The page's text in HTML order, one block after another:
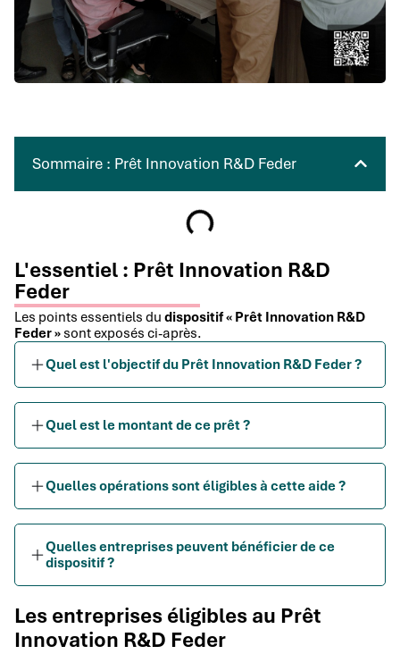
Sommaire : Prêt Innovation R&D Feder
L'essentiel : Prêt Innovation R&D
Feder
Les points essentiels du dispositif « Prêt Innovation R&D
Feder » sont exposés ci-après.
Quel est l'objectif du Prêt Innovation R&D Feder ?
Quel est le montant de ce prêt ?
Quelles opérations sont éligibles à cette aide ?
Quelles entreprises peuvent bénéficier de ce
dispositif ?
Les entreprises éligibles au Prêt
Innovation R&D Feder